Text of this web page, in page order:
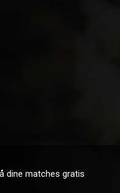
dine matches gratis